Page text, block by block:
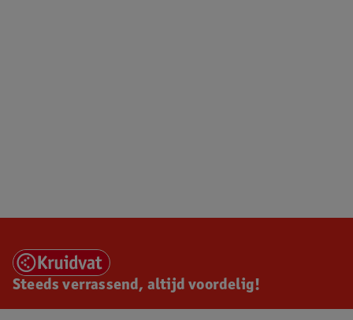
Steeds verrassend, altijd voordelig!